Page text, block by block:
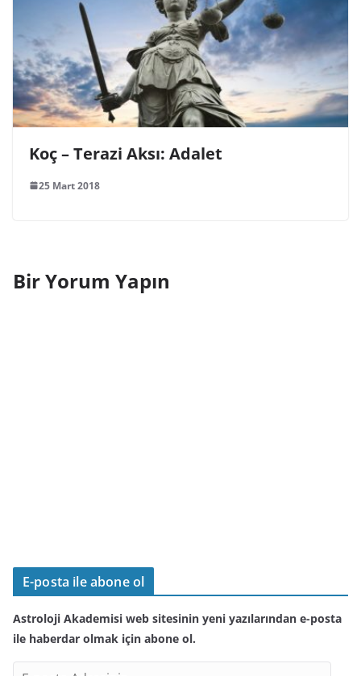
Koç – Terazi Aksı: Adalet
25 Mart 2018
Bir Yorum Yapın
E-posta ile abone ol
Astroloji Akademisi web sitesinin yeni yazılarından e-posta
ile haberdar olmak için abone ol.